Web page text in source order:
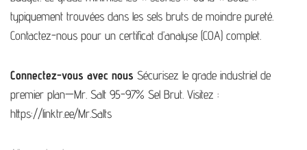
typiquement trouvées dans les sels bruts de moindre pureté.
Contactez-nous pour un certificat d’analyse (COA) complet.
Connectez-vous avec nous Sécurisez le grade industriel de
premier plan—Mr. Salt 95-97% Sel Brut. Visitez :
https://linktr.ee/Mr.Salts